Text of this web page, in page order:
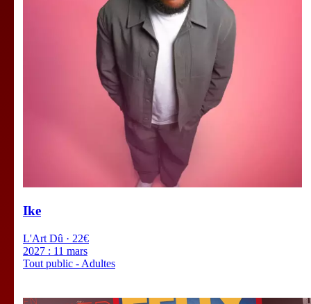
Ike
L'Art Dû · 22€
2027 : 11 mars
Tout public - Adultes